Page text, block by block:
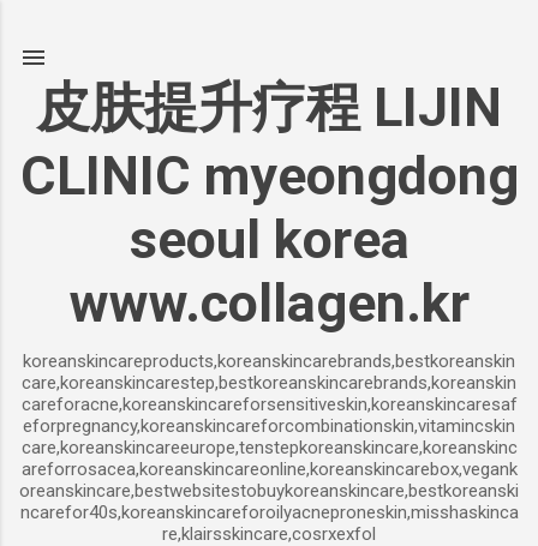
皮肤提升疗程 LIJIN
CLINIC myeongdong
seoul korea
www.collagen.kr
koreanskincareproducts,koreanskincarebrands,bestkoreanskin
care,koreanskincarestep,bestkoreanskincarebrands,koreanskin
careforacne,koreanskincareforsensitiveskin,koreanskincaresaf
eforpregnancy,koreanskincareforcombinationskin,vitamincskin
care,koreanskincareeurope,tenstepkoreanskincare,koreanskinc
areforrosacea,koreanskincareonline,koreanskincarebox,vegank
oreanskincare,bestwebsitestobuykoreanskincare,bestkoreanski
ncarefor40s,koreanskincareforoilyacneproneskin,misshaskinca
re,klairsskincare,cosrxexfol